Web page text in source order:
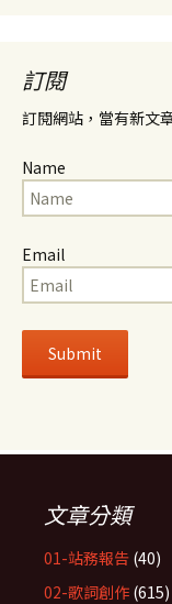
訂閱
訂閱網站，當有新文
Name
Email
文章分類
01-站務報告 (40)
02-歌詞創作 (615)